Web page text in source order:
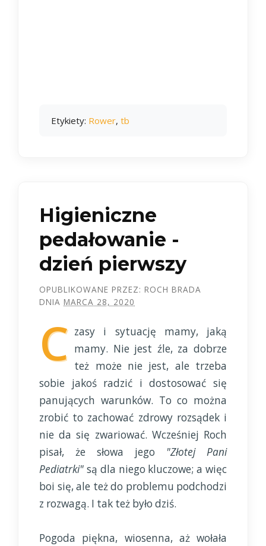
Etykiety: Rower, tb
Higieniczne
pedałowanie -
dzień pierwszy
OPUBLIKOWANE PRZEZ: ROCH BRADA
DNIA MARCA 28, 2020
C zasy i sytuację mamy, jaką
mamy. Nie jest źle, za dobrze
też może nie jest, ale trzeba
sobie jakoś radzić i dostosować się
panujących warunków. To co można
zrobić to zachować zdrowy rozsądek i
nie da się zwariować. Wcześniej Roch
pisał, że słowa jego "Złotej Pani
Pediatrki" są dla niego kluczowe; a więc
boi się, ale też do problemu podchodzi
z rozwagą. I tak też było dziś.
Pogoda piękna, wiosenna, aż wołała